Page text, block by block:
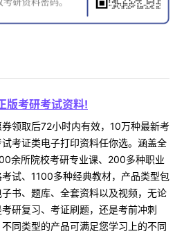
版考研考试资料!
领取后72小时内有效，10万种最新考
考证类电子打印资料任你选。涵盖全
余所院校考研专业课、200多种职业
试、1100多种经典教材，产品类型包
书、题库、全套资料以及视频，无论
研复习、考证刷题，还是考前冲刺
同类型的产品可满足您学习上的不同